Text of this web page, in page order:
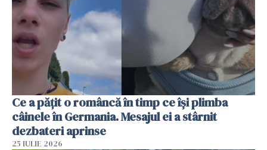
Ce a pățit o româncă în timp ce își plimba
câinele în Germania. Mesajul ei a stârnit
dezbateri aprinse
25 IULIE 2026